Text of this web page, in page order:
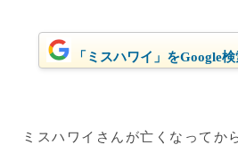
「ミスハワイ」をGoogle
ミスハワイさんが亡くなってか